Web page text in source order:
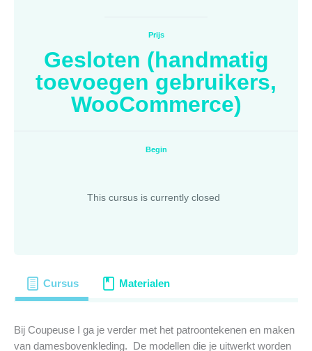
Prijs
Gesloten (handmatig
toevoegen gebruikers,
WooCommerce)
Begin
This cursus is currently closed
Cursus Materialen
Bij Coupeuse I ga je verder met het patroontekenen en maken
van damesbovenkleding. De modellen die je uitwerkt worden